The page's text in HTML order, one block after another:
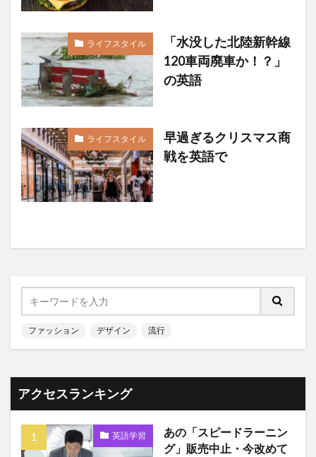
ライフスタイル
「水没した北陸新幹線
120車両廃車か！？」
の英語
ライフスタイル
早過ぎるクリスマス商
戦を英語で
ファッション デザイン 流行
アクセスランキング
英語学習
あの「スピードラーニン
グ」販売中止・今改めて